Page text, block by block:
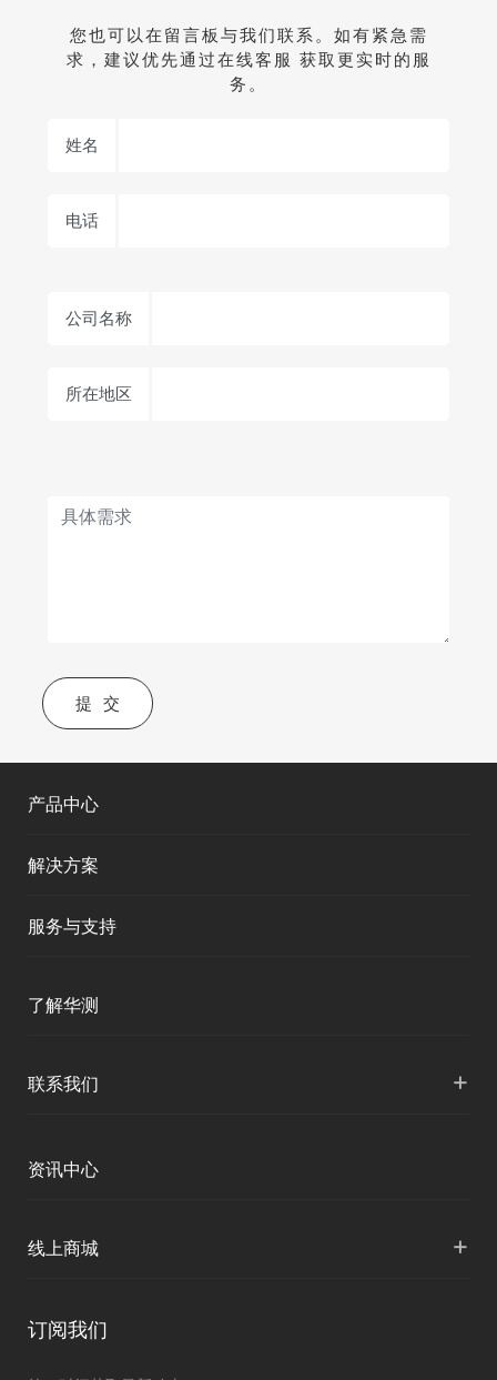
您也可以在留言板与我们联系。如有紧急需
求，建议优先通过在线客服 获取更实时的服
务。
姓名
电话
公司名称
所在地区
提交
产品中心
解决方案
服务与支持
了解华测
投资者关系
联系我们 +
申请成为伙伴
资讯中心
线上商城 +
订阅我们